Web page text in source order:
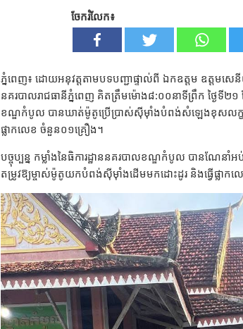
ចែករំលែក៖
ភ្នំពេញ៖ ដោយអនុវត្តតាមបទបញ្ជាផ្ទាល់ពី ឯកឧត្តម ឧត្តមសេ
នគរបាលរាជធានីភ្នំពេញ គិតត្រឹមម៉ោង៨:០០នាទីព្រឹក ថ្ងៃទី២១
ខណ្ឌកំបូល បានឃាត់ម៉ូតូប្រើប្រាស់សុីម៉ាំងបំពង់សំឡេងខុសលក្
ផ្លាកលេខ ចំនួន០១គ្រឿង។
បច្ចុប្បន្ន កម្លាំងនៃធិការដ្ឋាននគរបាលខណ្ឌកំបូល បានណែនាំ
តម្រូវឱ្យម្ចាស់ម៉ូតូយកបំពង់ស៊ីម៉ាំងដើមមកដោះដូរ និងធ្វើផ្លា